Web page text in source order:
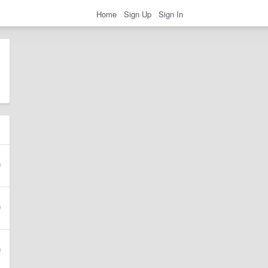
Home Sign Up Sign In